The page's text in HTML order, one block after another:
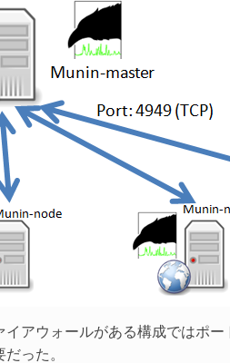
イアウォールがある構成ではポ
った。